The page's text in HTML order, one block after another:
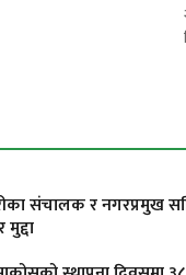
संचालक र नगरप्रमुख
मुद्दा